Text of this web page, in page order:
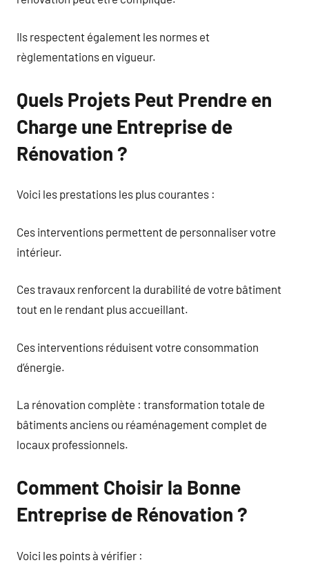
Ils respectent également les normes et
règlementations en vigueur.
Quels Projets Peut Prendre en
Charge une Entreprise de
Rénovation ?
Voici les prestations les plus courantes :
Ces interventions permettent de personnaliser votre
intérieur.
Ces travaux renforcent la durabilité de votre bâtiment
tout en le rendant plus accueillant.
Ces interventions réduisent votre consommation
d’énergie.
La rénovation complète : transformation totale de
bâtiments anciens ou réaménagement complet de
locaux professionnels.
Comment Choisir la Bonne
Entreprise de Rénovation ?
Voici les points à vérifier :